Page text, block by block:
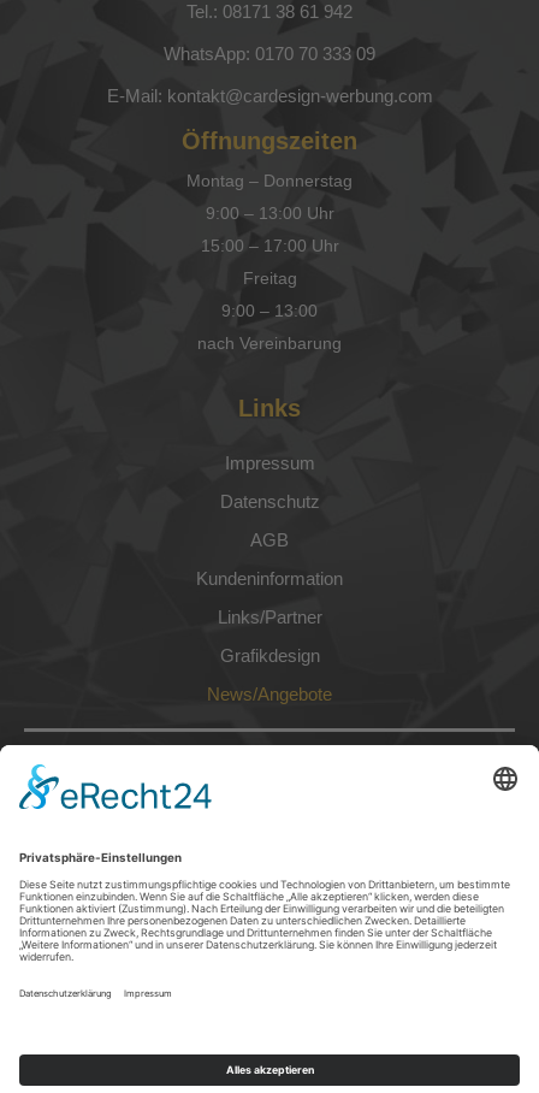
Tel.: 08171 38 61 942
WhatsApp: 0170 70 333 09
E-Mail: kontakt@cardesign-werbung.com
Öffnungszeiten
Montag – Donnerstag
9:00 – 13:00 Uhr
15:00 – 17:00 Uhr
Freitag
9:00 – 13:00
nach Vereinbarung
Links
Impressum
Datenschutz
AGB
Kundeninformation
Links/Partner
Grafikdesign
News/Angebote